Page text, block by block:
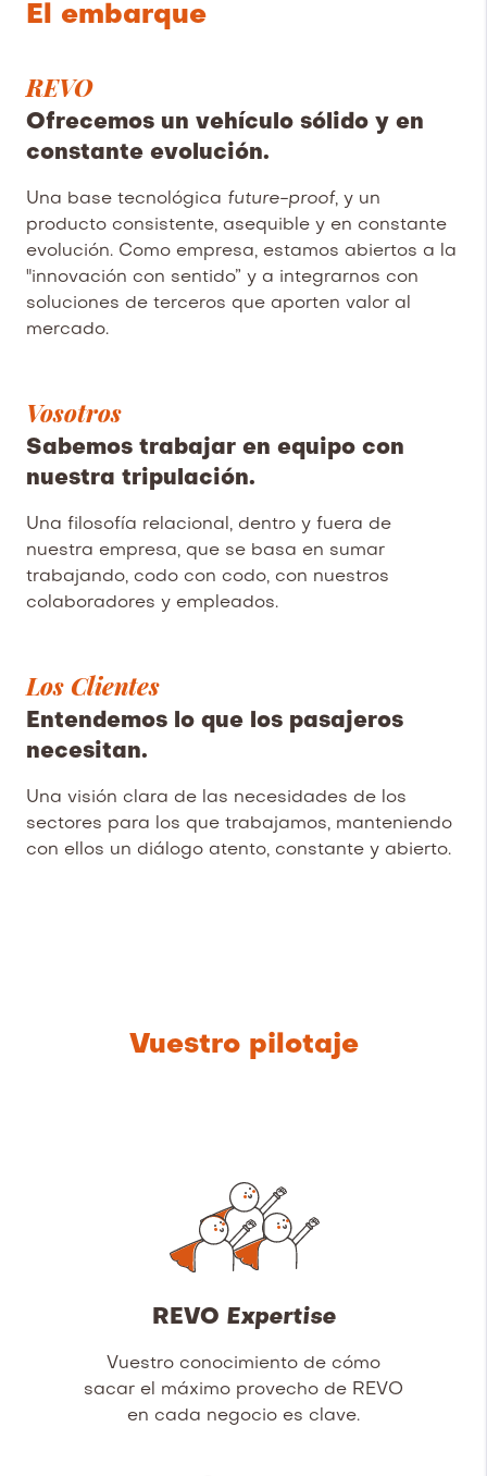
El embarque
REVO
Ofrecemos un vehículo sólido y en
constante evolución.
Una base tecnológica future-proof, y un
producto consistente, asequible y en constante
evolución. Como empresa, estamos abiertos a la
"innovación con sentido” y a integrarnos con
soluciones de terceros que aporten valor al
mercado.
Vosotros
Sabemos trabajar en equipo con
nuestra tripulación.
Una filosofía relacional, dentro y fuera de
nuestra empresa, que se basa en sumar
trabajando, codo con codo, con nuestros
colaboradores y empleados.
Los Clientes
Entendemos lo que los pasajeros
necesitan.
Una visión clara de las necesidades de los
sectores para los que trabajamos, manteniendo
con ellos un diálogo atento, constante y abierto.
Vuestro pilotaje
REVO Expertise
Vuestro conocimiento de cómo
sacar el máximo provecho de REVO
en cada negocio es clave.